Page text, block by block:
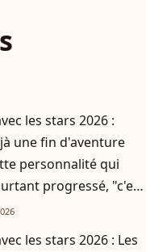
les stars 2026 :
une fin d'aventure
personnalité qui
progressé, "c'est
les stars 2026 : Les